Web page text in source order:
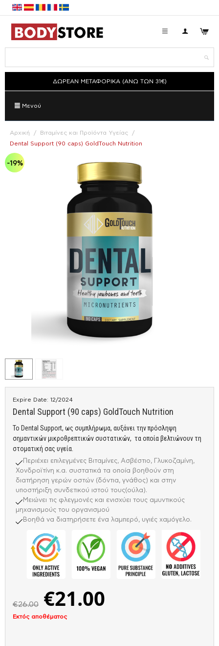
ΔΩΡΕΑΝ ΜΕΤΑΦΟΡΙΚΑ (ΑΝΩ ΤΩΝ 31€)
Μενού
Αρχική / Βιταμίνες και Προϊόντα Υγείας
/
Dental Support (90 caps) GoldTouch Nutrition
-19%
Expire Date: 12/2024
Dental Support (90 caps) GoldTouch Nutrition
Το Dental Support, ως συμπλήρωμα, αυξάνει την πρόσληψη
σημαντικών μικροθρεπτικών συστατικών, τα οποία βελτιώνουν τη
στοματική σας υγεία.
Περιέχει επιλεγμένες Βιταμίνες, Ασβέστιο, Γλυκοζαμίνη,
Χονδροϊτίνη κ.α. συστατικά τα οποία βοηθούν στη
διατήρηση γερών οστών (δόντια, γνάθος) και στην
υποστήριξη συνδετικού ιστού τους(ούλα).
Μειώνει τις φλεγμονές και ενισχύει τους αμυντικούς
μηχανισμούς του οργανισμού
Βοηθά να διατηρήσετε ένα λαμπερό, υγιές χαμόγελο.
€26.00 €21.00
Εκτός αποθέματος